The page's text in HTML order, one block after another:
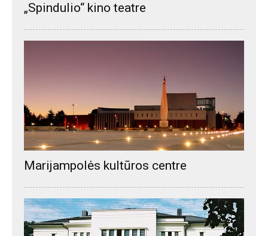
„Spindulio“ kino teatre
Marijampolės kultūros centre